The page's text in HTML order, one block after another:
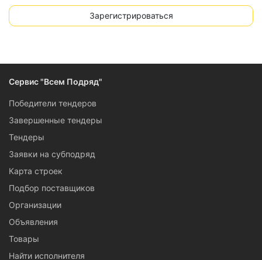
Зарегистрироваться
Сервис "Всем Подряд"
Победители тендеров
Завершенные тендеры
Тендеры
Заявки на субподряд
Карта строек
Подбор поставщиков
Организации
Объявления
Товары
Найти исполнителя